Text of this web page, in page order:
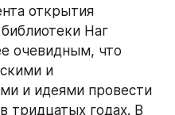
открытия
Наг
очевидным, что
и
и идеями провести
тридцатых годах. В